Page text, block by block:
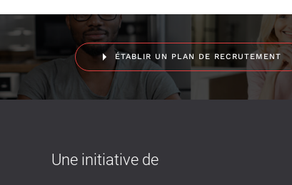
ÉTABLIR UN PLAN DE RECRUTEMENT
Une initiative de